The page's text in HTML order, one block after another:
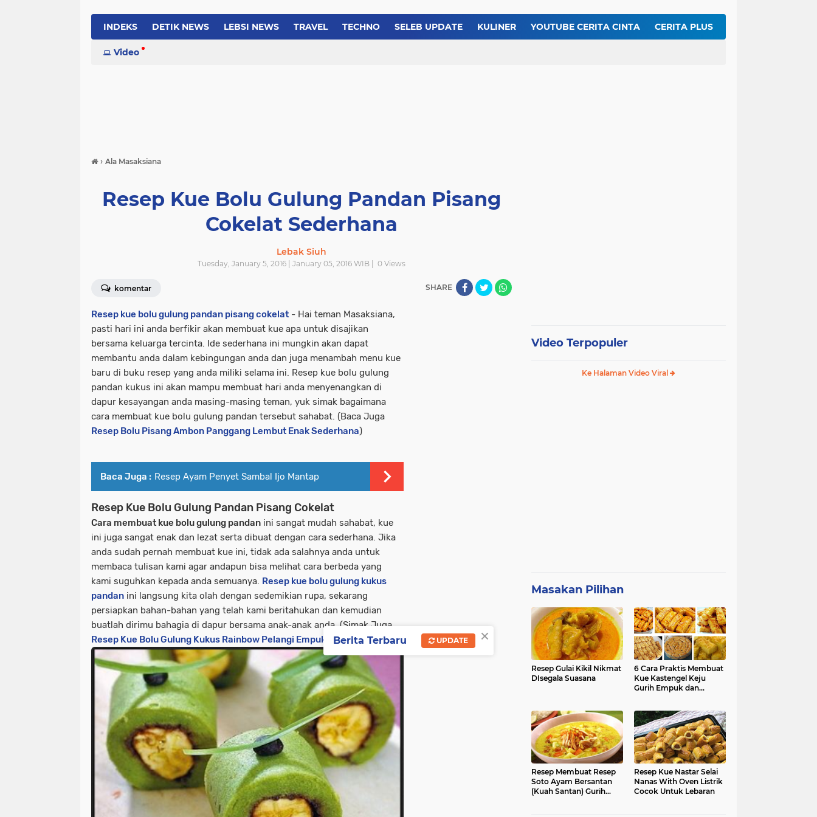
Resep Bolu Gulung Roll Cake Ekonomis 8 Bahan Dasar
Resep Membuat Chicken Yakiniku KFC Ueeeenak Bingit, Gampang Lagi Bikinnya
INDEKS DETIK NEWS LEBSI NEWS TRAVEL TECHNO SELEB UPDATE KULINER YOUTUBE CERITA CINTA CERITA PLUS
Video
› Ala Masaksiana
Resep Kue Bolu Gulung Pandan Pisang
Cokelat Sederhana
Lebak Siuh
Tuesday, January 5, 2016 | January 05, 2016 WIB | 0 Views
komentar SHARE
Resep kue bolu gulung pandan pisang cokelat - Hai teman Masaksiana,
pasti hari ini anda berfikir akan membuat kue apa untuk disajikan
bersama keluarga tercinta. Ide sederhana ini mungkin akan dapat
membantu anda dalam kebingungan anda dan juga menambah menu kue
baru di buku resep yang anda miliki selama ini. Resep kue bolu gulung
pandan kukus ini akan mampu membuat hari anda menyenangkan di
dapur kesayangan anda masing-masing teman, yuk simak bagaimana
cara membuat kue bolu gulung pandan tersebut sahabat. (Baca Juga
Resep Bolu Pisang Ambon Panggang Lembut Enak Sederhana)
Baca Juga : Resep Ayam Penyet Sambal Ijo Mantap
Resep Kue Bolu Gulung Pandan Pisang Cokelat
Cara membuat kue bolu gulung pandan ini sangat mudah sahabat, kue
ini juga sangat enak dan lezat serta dibuat dengan cara sederhana. Jika
anda sudah pernah membuat kue ini, tidak ada salahnya anda untuk
membaca tulisan kami agar andapun bisa melihat cara berbeda yang
kami suguhkan kepada anda semuanya. Resep kue bolu gulung kukus
pandan ini langsung kita olah dengan sedemikian rupa, sekarang
persiapkan bahan-bahan yang telah kami beritahukan dan kemudian
buatlah dirimu bahagia di dapur bersama anak-anak anda. (Simak Juga
Resep Kue Bolu Gulung Kukus Rainbow Pelangi Empuk Sederhana)
Video Terpopuler
Ke Halaman Video Viral
Masakan Pilihan
Resep Gulai Kikil Nikmat
DIsegala Suasana
6 Cara Praktis Membuat
Kue Kastengel Keju
Gurih Empuk dan
Resep Membuat Resep
Soto Ayam Bersantan
(Kuah Santan) Gurih
Resep Kue Nastar Selai
Nanas With Oven Listrik
Cocok Untuk Lebaran
×
Berita Terbaru UPDATE